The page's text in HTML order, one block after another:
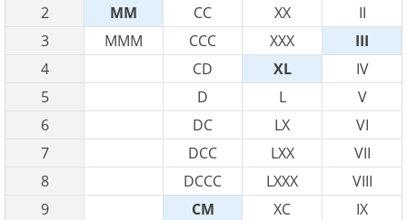
2
MM CC XX
II
3
MMM CCC XXX
III
4
CD XL
IV
5
D L
V
6
DC LX
VI
7
DCC LXX
VII
8
DCCC LXXX
VIII
9
CM XC IX